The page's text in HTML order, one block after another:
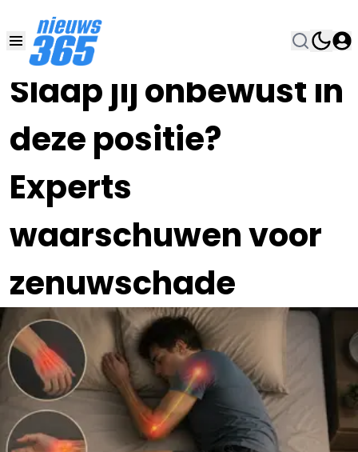
Slaap jij onbewust in
deze positie?
Experts
waarschuwen voor
zenuwschade
31 MEI , 11:00 •